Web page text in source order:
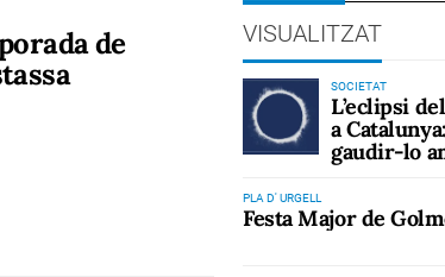
de
VISUALITZAT
SOCIETAT
L’eclipsi
a
gaudir-lo
PLA D' URGELL
Festa Major de